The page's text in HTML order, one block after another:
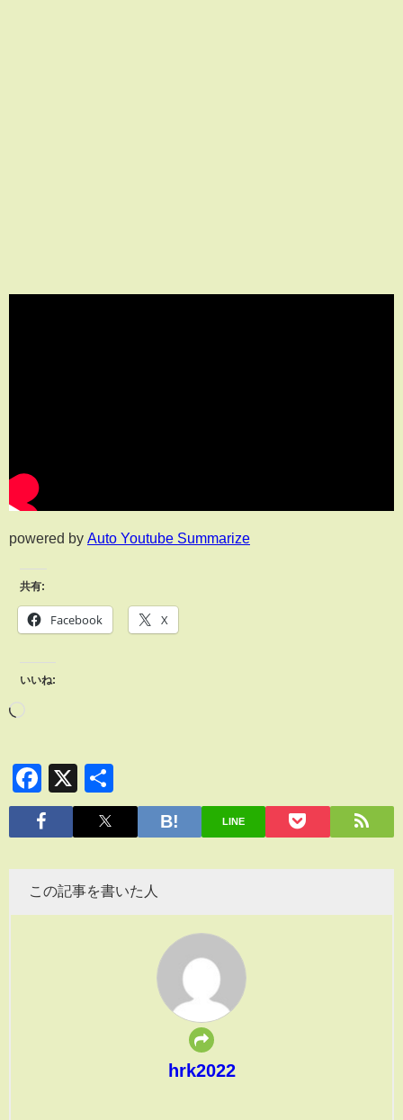
powered by Auto Youtube Summarize
共有:
Facebook X
いいね:
Facebook
X
有
LINE
この記事を書いた人
hrk2022